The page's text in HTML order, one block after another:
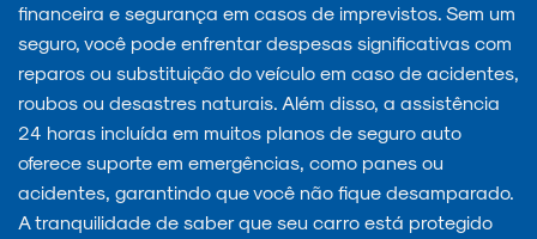
financeira e segurança em casos de imprevistos. Sem um
seguro, você pode enfrentar despesas significativas com
reparos ou substituição do veículo em caso de acidentes,
roubos ou desastres naturais. Além disso, a assistência
24 horas incluída em muitos planos de seguro auto
oferece suporte em emergências, como panes ou
acidentes, garantindo que você não fique desamparado.
A tranquilidade de saber que seu carro está protegido